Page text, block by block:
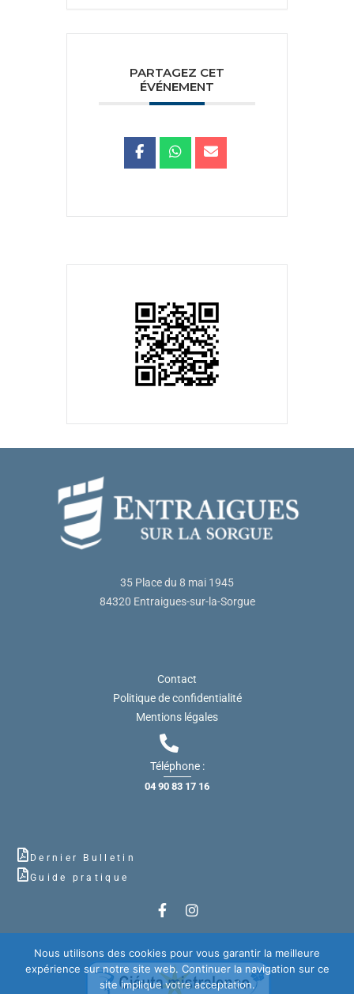
PARTAGEZ CET
ÉVÉNEMENT
35 Place du 8 mai 1945
84320 Entraigues-sur-la-Sorgue
Contact
Politique de confidentialité
Mentions légales
Téléphone :
04 90 83 17 16
Dernier Bulletin
Guide pratique
Nous utilisons des cookies pour vous garantir la meilleure
expérience sur notre site web. Continuer la navigation sur ce
site implique votre acceptation.